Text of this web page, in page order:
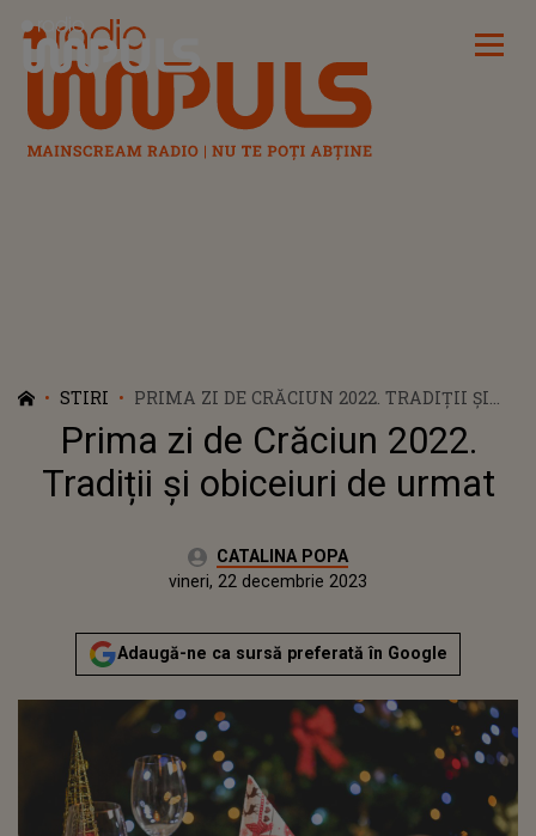
Radio Impuls
STIRI
PRIMA ZI DE CRĂCIUN 2022. TRADIȚII ȘI
OBICEIURI DE URMAT
Prima zi de Crăciun 2022.
Tradiții și obiceiuri de urmat
Autor:CATALINA POPA
joi, 22 decembrie 2022Actualizat:
vineri, 22 decembrie 2023
Adaugă-ne ca sursă preferată în Google